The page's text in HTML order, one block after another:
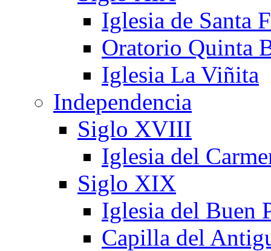
Iglesia de Santa
Oratorio Quinta
Iglesia La Viñita
Independencia
Siglo XVIII
Iglesia del
Siglo XIX
Iglesia del Buen
Capilla del